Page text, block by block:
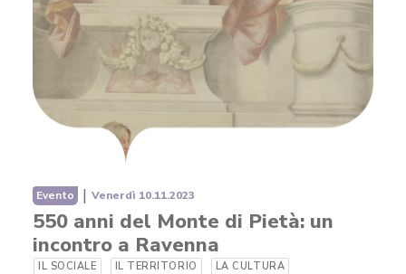
Evento | Venerdì 10.11.2023
550 anni del Monte di Pietà: un
incontro a Ravenna
IL SOCIALE IL TERRITORIO
LA CULTURA